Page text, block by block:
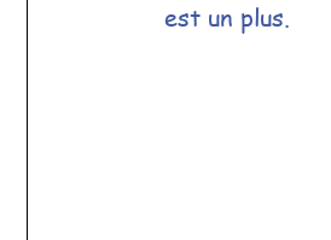
est un plus.